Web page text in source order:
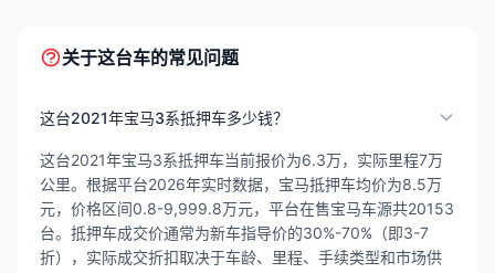
关于这台车的常见问题
这台2021年宝马3系抵押车多少钱？
这台2021年宝马3系抵押车当前报价为6.3万，实际里程7万
公里。根据平台2026年实时数据，宝马抵押车均价为8.5万
元，价格区间0.8-9,999.8万元，平台在售宝马车源共20153
台。抵押车成交价通常为新车指导价的30%-70%（即3-7
折），实际成交折扣取决于车龄、里程、手续类型和市场供